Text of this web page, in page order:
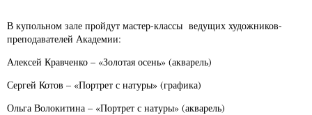
В купольном зале пройдут мастер-классы ведущих художников-
преподавателей Академии:
Алексей Кравченко – «Золотая осень» (акварель)
Сергей Котов – «Портрет с натуры» (графика)
Ольга Волокитина – «Портрет с натуры» (акварель)